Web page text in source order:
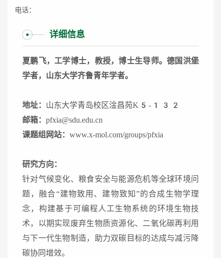
电话：
详细信息
夏鹏飞，工学博士，教授，博士生导师。德国洪堡
学者，山东大学齐鲁青年学者。
地址： 山东大学青岛校区淦昌苑K5-132
邮箱： pfxia@sdu.edu.cn
课题组网站： www.x-mol.com/groups/pfxia
研究方向：
针对气候变化、粮食安全与能源危机等全球环境问
题，融合“建物致用、建物致知”的合成生物学理
念，构建基于可编程人工生物系统的环境生物技
术，以期实现废弃生物质资源化、二氧化碳再利用
与下一代生物制造，助力双碳目标的达成与减污降
碳协同增效。